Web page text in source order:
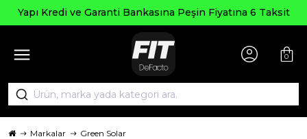
Yapı Kredi ve Garanti Bankasına Peşin Fiyatına 6 Taksit
0
Markalar Green Solar